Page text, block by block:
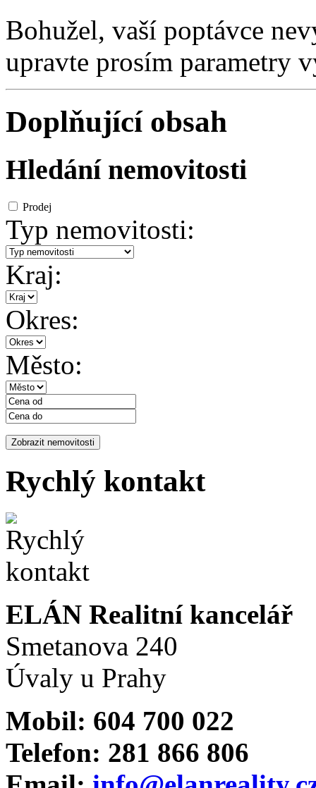
Bohužel, vaší poptávce
upravte prosím parametry
Doplňující obsah
Hledání nemovitosti
Prodej
Typ nemovitosti:
Kraj:
Okres:
Město:
Rychlý kontakt
ELÁN Realitní kancelář
Smetanova 240
Úvaly u Prahy
Mobil: 604 700 022
Telefon: 281 866 806